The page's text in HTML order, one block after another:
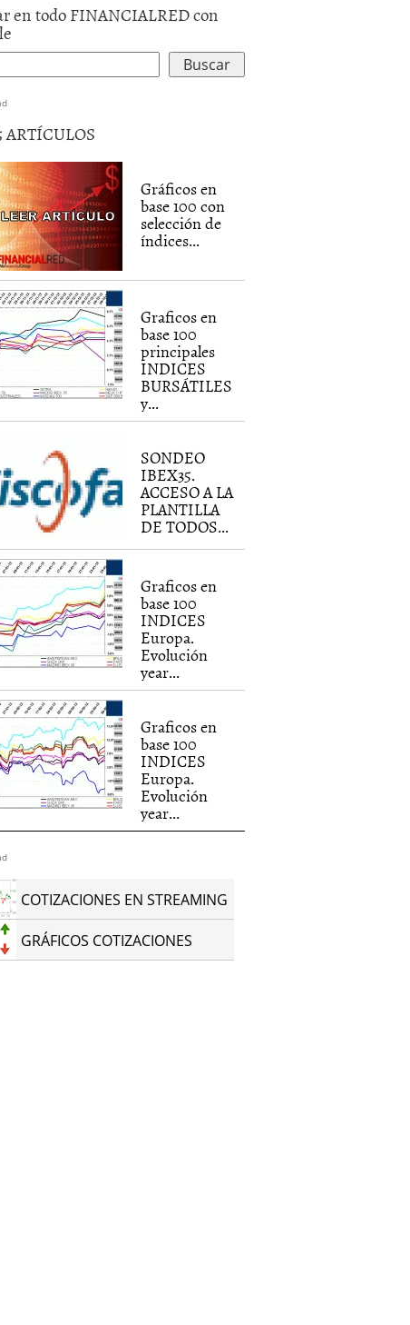
en todo FINANCIALRED con
ARTÍCULOS
Gráficos en
base 100 con
selección de
índices...
Graficos en
base 100
principales
INDICES
BURSÁTILES
y...
SONDEO
IBEX35.
ACCESO A LA
PLANTILLA
DE TODOS...
Graficos en
base 100
INDICES
Europa.
Evolución
year...
Graficos en
base 100
INDICES
Europa.
Evolución
year...
COTIZACIONES EN STREAMING
GRÁFICOS COTIZACIONES